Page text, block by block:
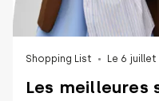
Shopping List Le 6 juillet
Les meilleures